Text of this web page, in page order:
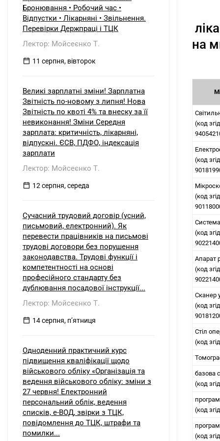
на
(код
(код
(код
(код
Апарат
(код
Сканер
(код
Стіл
(код
базова
(код
(код
(код
Бронювання • Робочий час •
Відпустки • Лікарняні • Звільнення.
Перевірки Держпраці і ТЦК
Лектор: Мойсеєнко Т.
11 серпня, вівторок
Великі зарплатні зміни! Зарплатна
Звітність по-новому з липня! Нова
Звітність по квоті 4% та внеску за її
невиконання! Зміни Середня
зарплата: критичність, лікарняні,
відпускні. ЄСВ, ПДФО, індексація
зарплати
Лектор: Мойсеєнко Т.
12 серпня, середа
Сучасний трудовий договір (усний,
письмовий, електронний). Як
перевести працівників на письмові
трудові договори без порушення
законодавства. Трудові функції і
компетентності на основі
професійного стандарту без
дублювання посадової інструкції...
Лектор: Мойсеєнко Т.
14 серпня, пʼятниця
Одноденний практичний курс
підвищення кваліфікації щодо
військового обліку «Організація та
ведення військового обліку: зміни з
27 червня! Електронний
персональний облік, ведення
списків, е-ВОД, звірки з ТЦК,
повідомлення до ТЦК, штрафи та
помилки...